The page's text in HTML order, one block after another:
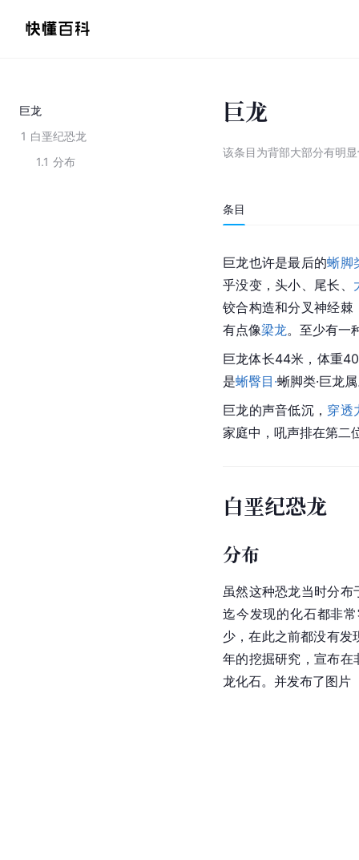
巨龙
1 白垩纪恐龙
1.1 分布
巨龙
该条目为背部大部分有明
条目
巨龙也许是最后的蜥脚
乎没变，头小、尾长、
铰合构造和分叉神经棘
有点像梁龙。至少有一
巨龙体长44米，体重
是蜥臀目·蜥脚类·巨龙
巨龙的声音低沉， 穿透
家庭中，吼声排在第二
白垩纪恐龙
分布
虽然这种恐龙当时分
迄今发现的化石都非
少，在此之前都没有发
年的挖掘研究，宣布在
龙化石。并发布了图片